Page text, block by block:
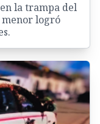
la trampa del
menor logró